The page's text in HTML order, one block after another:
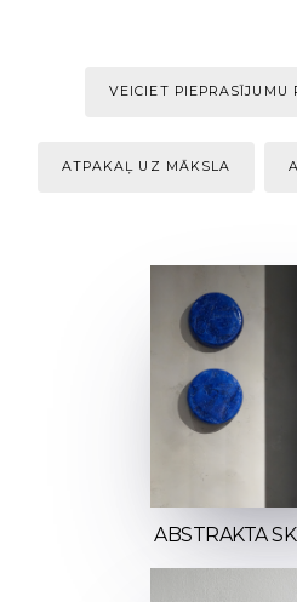
VEICIET PIEPRASĪJUMU
ATPAKAĻ UZ MĀKSLA
ABSTRAKTA